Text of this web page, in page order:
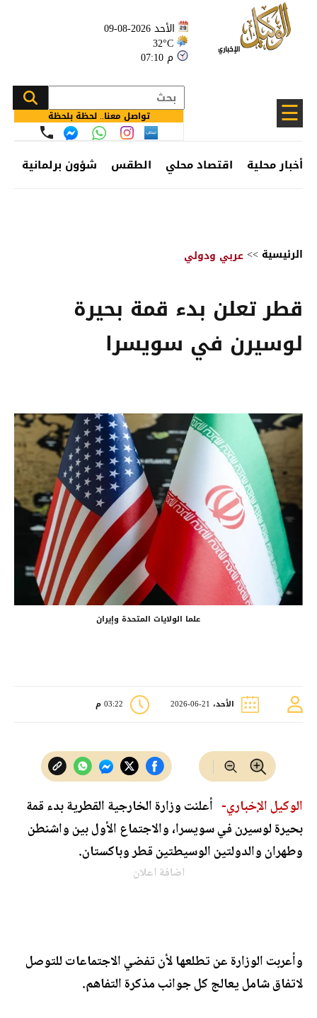
الأحد 2026-08-09
32°C
07:10 م
☰ تواصل معنا.. لحظة بلحظة
أخبار محلية اقتصاد محلي الطقس شؤون برلمانية
الرئيسية >>عربي ودولي
قطر تعلن بدء قمة بحيرة
لوسيرن في سويسرا
علما الولايات المتحدة وإيران
الأحد، 21-06-2026 03:22 م
الوكيل الإخباري- أعلنت وزارة الخارجية القطرية بدء قمة
بحيرة لوسيرن في سويسرا، والاجتماع الأول بين واشنطن
وطهران والدولتين الوسيطتين قطر وباكستان.
اضافة اعلان
وأعربت الوزارة عن تطلعها لأن تفضي الاجتماعات للتوصل
لاتفاق شامل يعالج كل جوانب مذكرة التفاهم.